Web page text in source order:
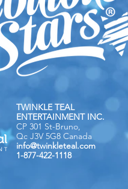
TWINKLE TEAL
ENTERTAINMENT INC.
CP 301 St-Bruno,
Qc J3V 5G8 Canada
info@twinkleteal.com
1-877-422-1118